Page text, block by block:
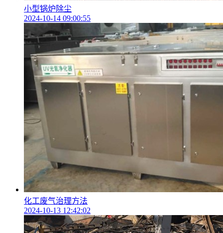
小型锅炉除尘
2024-10-14 09:00:55
化工废气治理方法
2024-10-13 12:42:02